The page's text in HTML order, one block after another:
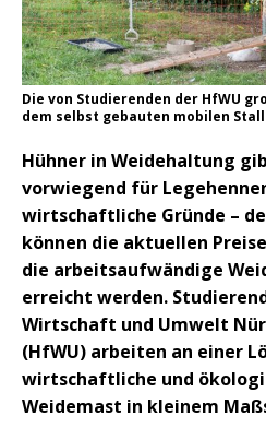
Die von Studierenden der HfWU
dem selbst gebauten mobilen
Hühner in Weidehaltung
vorwiegend für
wirtschaftliche Gründe –
können die aktuellen
die arbeitsaufwändige
erreicht werden.
Wirtschaft und Umwelt
(HfWU) arbeiten an einer
wirtschaftliche und
Weidemast in kleinem